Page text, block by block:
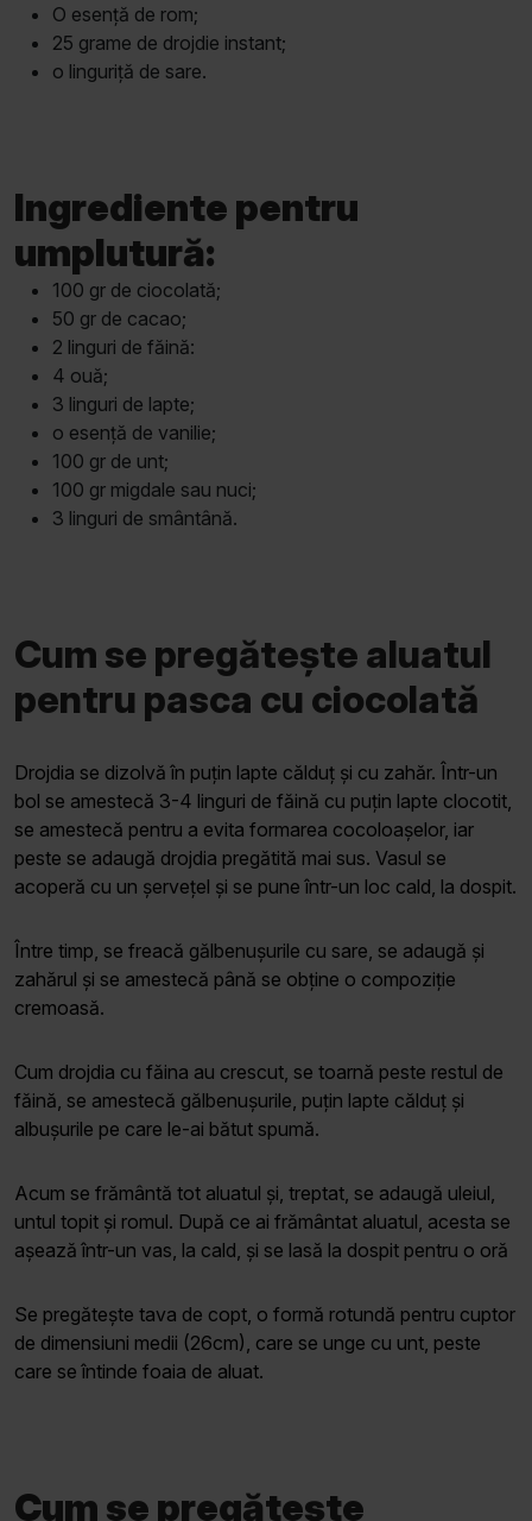
O esență de rom;
25 grame de drojdie instant;
o linguriță de sare.
Ingrediente pentru
umplutură:
100 gr de ciocolată;
50 gr de cacao;
2 linguri de făină:
4 ouă;
3 linguri de lapte;
o esență de vanilie;
100 gr de unt;
100 gr migdale sau nuci;
3 linguri de smântână.
Cum se pregătește aluatul
pentru pasca cu ciocolată
Drojdia se dizolvă în puțin lapte călduț și cu zahăr. Într-un
bol se amestecă 3-4 linguri de făină cu puțin lapte clocotit,
se amestecă pentru a evita formarea cocoloașelor, iar
peste se adaugă drojdia pregătită mai sus. Vasul se
acoperă cu un șervețel și se pune într-un loc cald, la dospit.
Între timp, se freacă gălbenușurile cu sare, se adaugă și
zahărul și se amestecă până se obține o compoziție
cremoasă.
Cum drojdia cu făina au crescut, se toarnă peste restul de
făină, se amestecă gălbenușurile, puțin lapte călduț și
albușurile pe care le-ai bătut spumă.
Acum se frământă tot aluatul și, treptat, se adaugă uleiul,
untul topit și romul. După ce ai frământat aluatul, acesta se
așează într-un vas, la cald, și se lasă la dospit pentru o oră
Se pregătește tava de copt, o formă rotundă pentru cuptor
de dimensiuni medii (26cm), care se unge cu unt, peste
care se întinde foaia de aluat.
Cum se pregătește